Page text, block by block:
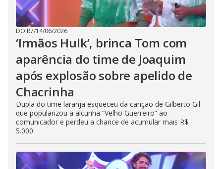
DO R7/14/06/2026
‘Irmãos Hulk’, brinca Tom com
aparência do time de Joaquim
após explosão sobre apelido de
Chacrinha
Dupla do time laranja esqueceu da canção de Gilberto Gil
que popularizou a alcunha “Velho Guerreiro” ao
comunicador e perdeu a chance de acumular mais R$
5.000